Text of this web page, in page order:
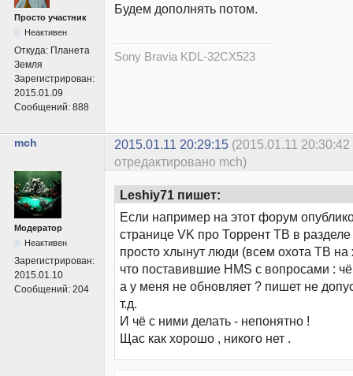
Просто участник
Неактивен
Откуда: Планета
Земля
Зарегистрирован:
2015.01.09
Сообщений: 888
Будем дополнять потом.
Sony Bravia KDL-32CX523
mch 2015.01.11 20:29:15 (2015.01.11 20:30:42
отредактировано mch)
Модератор
Неактивен
Зарегистрирован:
2015.01.10
Сообщений: 204
Leshiy71 пишет:
Если например на этот форум
странице VK про Торрент ТВ в
просто хлынут люди (всем охота ТВ на
что поставившие HMS c вопросами : чё
а у меня не обновляет ? пишет не
т.д.
И чё с ними делать - непонятно !
Щас как хорошо , никого нет .